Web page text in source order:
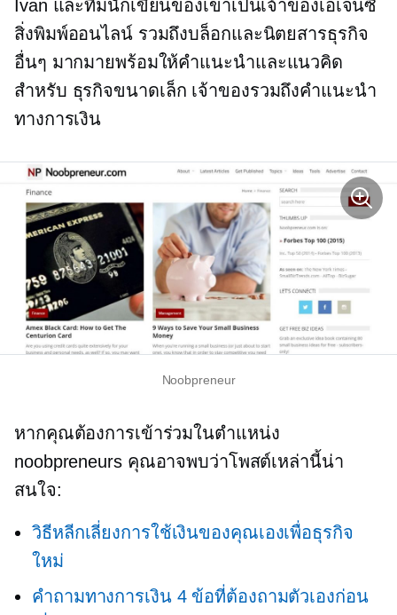
Ivan และทีมนักเขียนของเขาเป็นเจ้าของเอเจนซี่
สิ่งพิมพ์ออนไลน์ รวมถึงบล็อกและนิตยสารธุรกิจ
อื่นๆ มากมายพร้อมให้คำแนะนำและแนวคิด
สำหรับ ธุรกิจขนาดเล็ก เจ้าของรวมถึงคำแนะนำ
ทางการเงิน
Noobpreneur
หากคุณต้องการเข้าร่วมในตำแหน่ง
noobpreneurs คุณอาจพบว่าโพสต์เหล่านี้น่า
สนใจ:
วิธีหลีกเลี่ยงการใช้เงินของคุณเองเพื่อธุรกิจ
ใหม่
คำถามทางการเงิน 4 ข้อที่ต้องถามตัวเองก่อน